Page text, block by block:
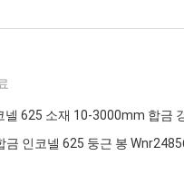
넬 625 소재 10-3000mm 합금
금 인코넬 625 둥근 봉